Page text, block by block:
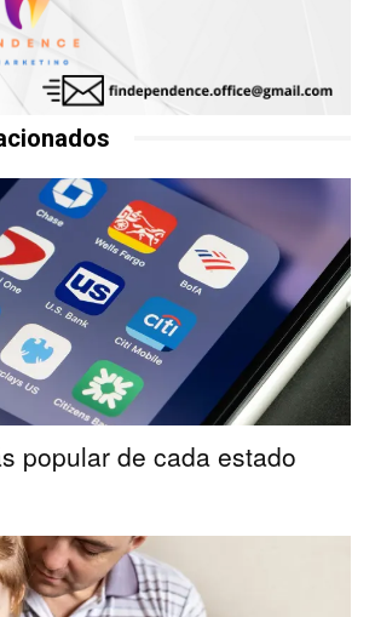
popular de cada estado